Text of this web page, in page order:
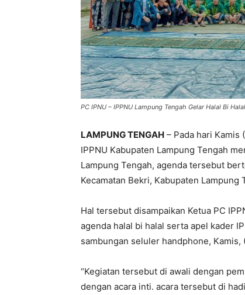
PC IPNU – IPPNU Lampung Tengah Gelar Halal Bi
LAMPUNG TENGAH – Pada hari Kamis
IPPNU Kabupaten Lampung Tengah
Lampung Tengah, agenda tersebut
Kecamatan Bekri, Kabupaten Lampung
Hal tersebut disampaikan Ketua PC
agenda halal bi halal serta apel kader
sambungan seluler handphone, Kamis,
“Kegiatan tersebut di awali dengan
dengan acara inti. acara tersebut di